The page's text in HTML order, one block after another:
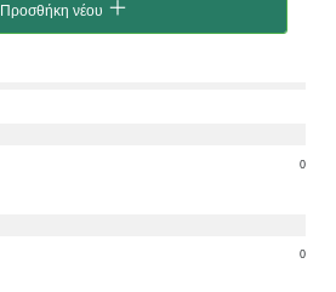
Προσθήκη νέου
0
0